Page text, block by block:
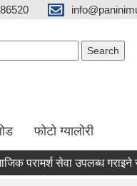
फोटो ग्यालोरी
सेवा उपलब्ध गराइने